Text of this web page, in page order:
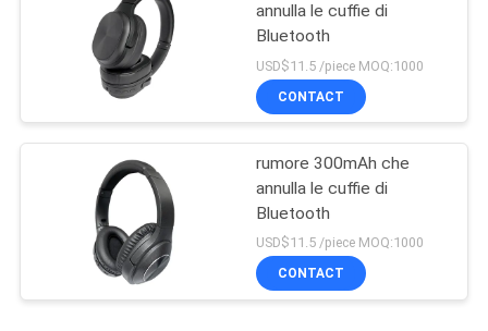
annulla le cuffie di
Bluetooth
USD$11.5 /piece MOQ:1000
CONTACT
rumore 300mAh che
annulla le cuffie di
Bluetooth
USD$11.5 /piece MOQ:1000
CONTACT